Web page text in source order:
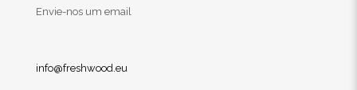
Envie-nos um email
info@freshwood.eu